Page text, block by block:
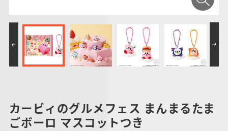
PROJECT R.E.D.・
スーパー戦隊シリー
ズ
ポケットモンスター
サンリオキャラクタ
ーズ
つりグミ SMPシリーズ キャラデコ
カービィのグルメフェス まんまるたま
ごボーロ マスコットつき